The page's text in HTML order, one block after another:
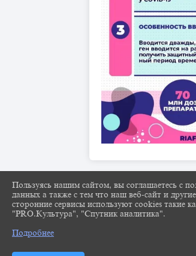
Пользуясь нашим сайтом, вы соглашаетесь с
данных а также с тем что наш веб-сайт и
сторонние сервисы используют cookies такие
"PRO.Культура", "Спутник аналитика".
Подробнее